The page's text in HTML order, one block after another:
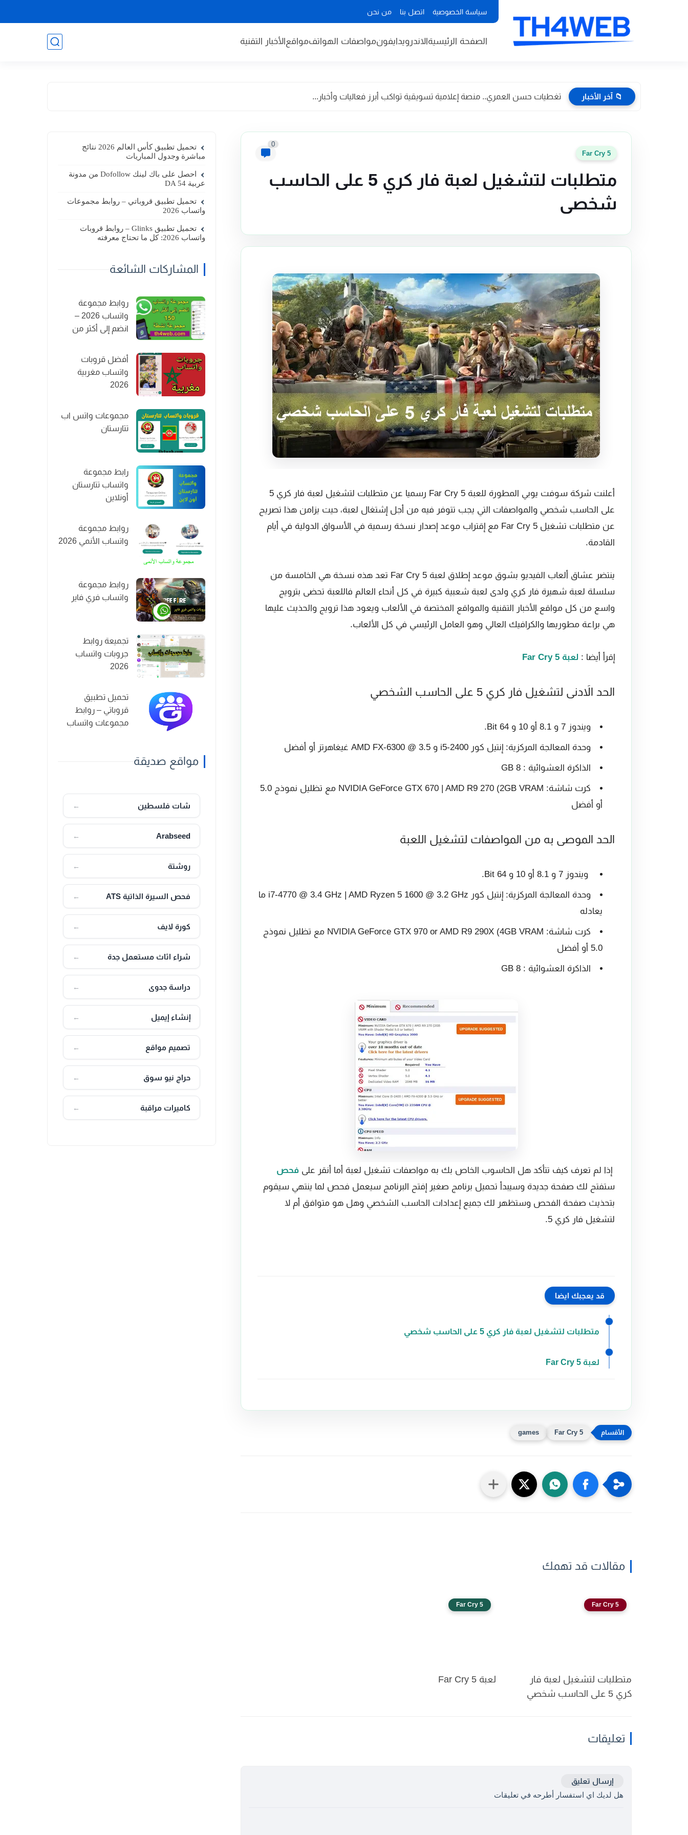
سياسة الخصوصية اتصل بنا من نحن
الصفحة الرئيسيةالاندرويدايفونمواصفات الهواتفمواقعالأخبار التقنية
📁 آخر الأخبار تغطيات حسن العمري.. منصة إعلامية تسويقية تواكب أبرز فعاليات وأخبار...
Far Cry 5
0
متطلبات لتشغيل لعبة فار كري 5 على الحاسب
شخصي
أعلنت شركة سوفت يوبي المطورة للعبة Far Cry 5 رسميا عن متطلبات لتشغيل لعبة فار كري 5
على الحاسب شخصي والمواصفات التي يجب تتوفر فيه من أجل إشتغال لعبة، حيت يزامن هذا تصريح
عن متطلبات تشغيل Far Cry 5 مع إقتراب موعد إصدار نسخة رسمية في الأسواق الدولية في أيام
القادمة.
ينتضر عشاق ألعاب الفيديو بشوق موعد إطلاق لعبة Far Cry 5 تعد هذه نسخة هي الخامسة من
سلسلة لعبة شهيرة فار كري ولدى لعبة شعبية كبيرة في كل أنحاء العالم فاللعبة تحضى بترويج
واسع من كل مواقع الأخبار التقنية والمواقع المختصة في الألعاب ويعود هذا ترويج والحذيث عليها
هي براعة مطوريها والكرافيك العالي وهو العامل الرئيسي في كل الألعاب.
إقرأ أيضا : لعبة Far Cry 5
الحد الاَدنى لتشغيل فار كري 5 على الحاسب الشخصي
ويندوز 7 و 8.1 أو 10 و 64 Bit.
وحدة المعالجة المركزية: إنتيل كور i5-2400 و AMD FX-6300 @ 3.5 غيغاهرتز أو أفضل
الذاكرة العشوائية : 8 GB
كرت شاشة: NVIDIA GeForce GTX 670 | AMD R9 270 (2GB VRAM مع تظليل نموذج 5.0
أو أفضل
الحد الموصى به من المواصفات لتشغيل اللعبة
ويندوز 7 و 8.1 أو 10 و 64 Bit.
وحدة المعالجة المركزية: إنتيل كور i7-4770 @ 3.4 GHz | AMD Ryzen 5 1600 @ 3.2 GHz ما
يعادله
كرت شاشة: NVIDIA GeForce GTX 970 or AMD R9 290X (4GB VRAM مع تظليل نموذج
5.0 أو أفضل
الذاكرة العشوائية : 8 GB
إذا لم تعرف كيف تتأكد هل الحاسوب الخاص بك به مواصفات تشغيل لعبة أما أنقر على فحص
ستفتح لك صفحة جديدة وسيبدأ تحميل برنامج صغير إفتح البرنامج سيعمل فحص لما ينتهي سيقوم
بتحذيث صفحة الفحص وستظهر لك جميع إعدادات الحاسب الشخصي وهل هو متوافق أم لا
لتشغيل فار كري 5.
قد يعجبك ايضا
متطلبات لتشغيل لعبة فار كري 5 على الحاسب شخصي
لعبة Far Cry 5
Far Cry 5
games
مقالات قد تهمك
Far Cry 5
متطلبات لتشغيل لعبة فار
كري 5 على الحاسب شخصي
Far Cry 5
لعبة Far Cry 5
تعليقات
إرسال تعليق
هل لديك اي استفسار أطرحه في تعليقات
تحميل تطبيق كأس العالم 2026 نتائج
مباشرة وجدول المباريات
احصل على باك لينك Dofollow من مدونة
عربية DA 54
تحميل تطبيق قروباتي – روابط مجموعات
واتساب 2026
تحميل تطبيق Glinks – روابط قروبات
واتساب 2026: كل ما تحتاج معرفته
المشاركات الشائعة
روابط مجموعة
واتساب 2026 –
انضم إلى أكثر من
أفضل قروبات
واتساب مغربية
2026
مجموعات واتس اب
تتارستان
رابط مجموعة
واتساب تتارستان
أونلاين
روابط مجموعة
واتساب الأنمي 2026
روابط مجموعة
واتساب فري فاير
تجميعة روابط
جروبات واتساب
2026
تحميل تطبيق
قروباتي – روابط
مجموعات واتساب
مواقع صديقة
شات فلسطين ←
Arabseed
←
روشتة ←
فحص السيرة الذاتية ATS ←
كورة لايف ←
شراء اثاث مستعمل جدة ←
دراسة جدوى ←
إنشاء إيميل ←
تصميم مواقع ←
حراج نيو سوق ←
كاميرات مراقبة ←